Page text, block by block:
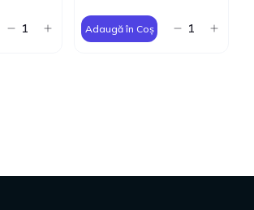
Adaugă în Coș